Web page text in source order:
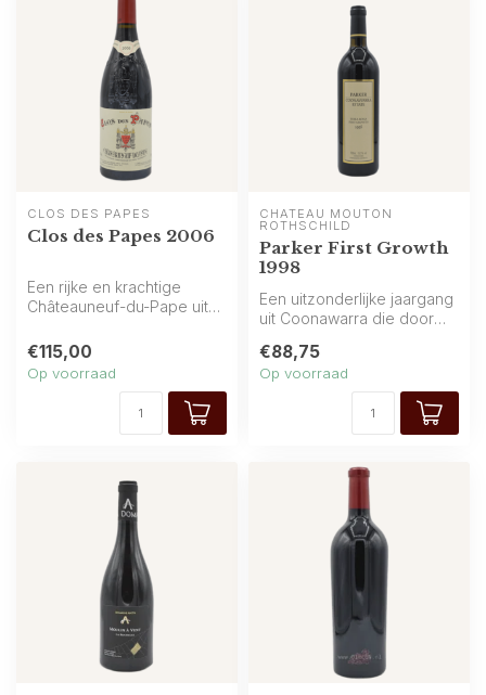
CLOS DES PAPES
Clos des Papes 2006
Een rijke en krachtige
Châteauneuf-du-Pape uit
die...
€115,00
Op voorraad
CHÂTEAU MOUTON
ROTHSCHILD
Parker First Growth
1998
Een uitzonderlijke jaargang
uit Coonawarra die door
beoordeel...
€88,75
Op voorraad